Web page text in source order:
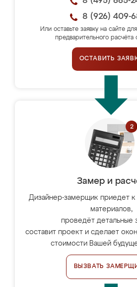
8 (926) 409-
Или оставьте заявку на сайте
предварительного расчёта
ОСТАВИТЬ
Замер и
Дизайнер-замерщик приедет к
материалов,
проведёт детальные
составит проект и сделает
стоимости Вашей
ВЫЗВАТЬ